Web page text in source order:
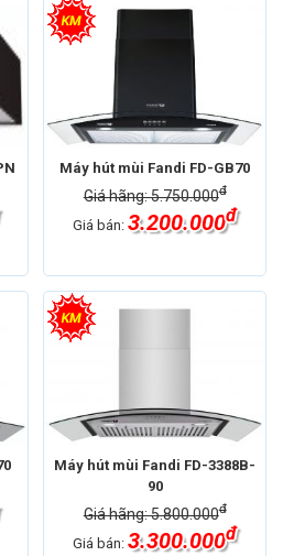
Máy hút mùi Fandi FD-GB70
Giá hãng: 5.750.000đ
Giá bán:3.200.000đ
Máy hút mùi Fandi FD-3388B-
90
Giá hãng: 5.800.000đ
Giá bán:3.300.000đ